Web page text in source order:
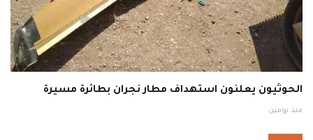
الحوثيون يعلنون استهداف مطار نجران بطائرة مسيرة
منذ يومين